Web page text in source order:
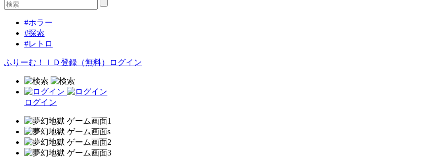
#ホラー
#探索
#レトロ
ふりーむ！ＩＤ登録（無料） ログイン
ログイン